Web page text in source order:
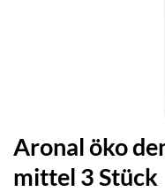
Aronal öko
mittel 3 Stück